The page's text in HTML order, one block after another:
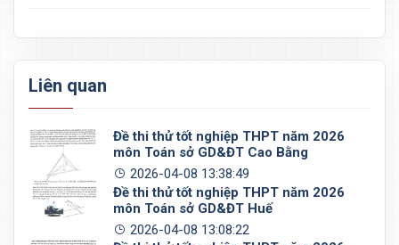
Liên quan
Đề thi thử tốt nghiệp THPT năm 2026
môn Toán sở GD&ĐT Cao Bằng
2026-04-08 13:38:49
Đề thi thử tốt nghiệp THPT năm 2026
môn Toán sở GD&ĐT Huế
2026-04-08 13:08:22